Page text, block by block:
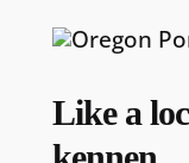
Like a